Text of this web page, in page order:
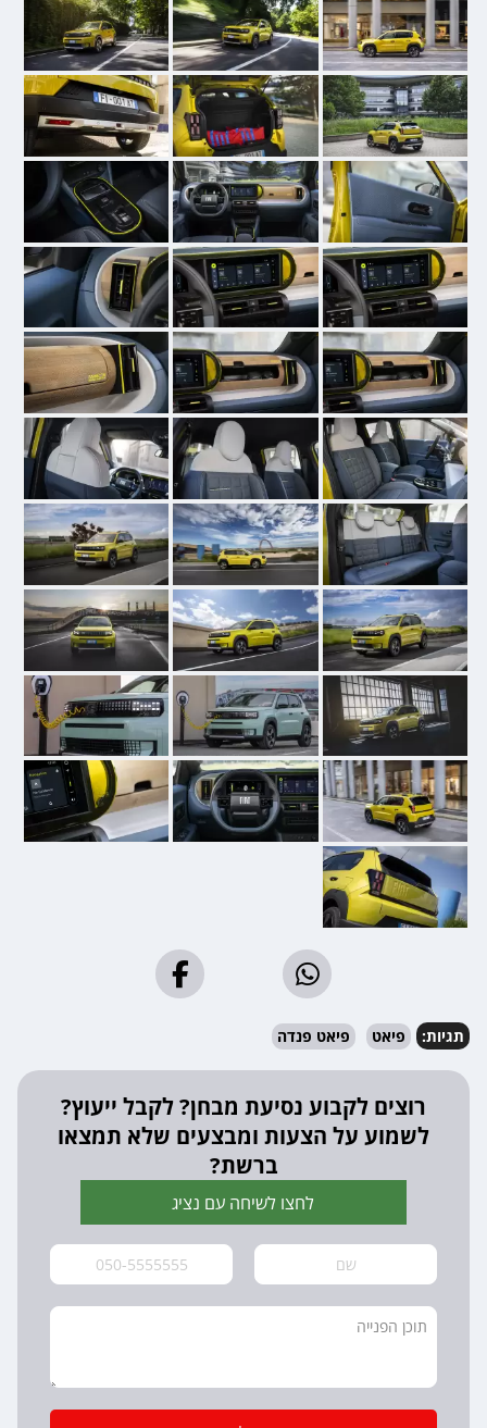
תגיות: פיאט פיאט פנדה
רוצים לקבוע נסיעת מבחן? לקבל ייעוץ?
לשמוע על הצעות ומבצעים שלא תמצאו
ברשת?
לחצו לשיחה עם נציג